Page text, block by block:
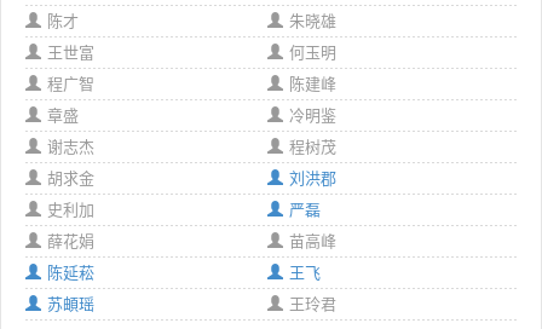
陈才
朱晓雄
王世富
何玉明
程广智
陈建峰
章盛
冷明鉴
谢志杰
程树茂
胡求金
刘洪郡
史利加
严磊
薛花娟
苗高峰
陈延菘
王飞
苏頔瑶
王玲君